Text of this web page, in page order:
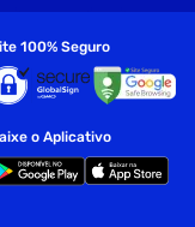
da Luz
Ltda
100% Seguro
o Aplicativo